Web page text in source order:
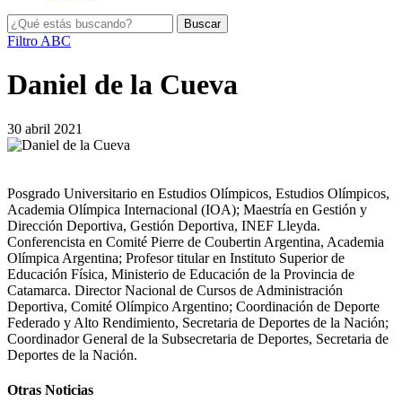
Filtro ABC
Daniel de la Cueva
30 abril 2021
Posgrado Universitario en Estudios Olímpicos, Estudios Olímpicos,
Academia Olímpica Internacional (IOA); Maestría en Gestión y
Dirección Deportiva, Gestión Deportiva, INEF Lleyda.
Conferencista en Comité Pierre de Coubertin Argentina, Academia
Olímpica Argentina; Profesor titular en Instituto Superior de
Educación Física, Ministerio de Educación de la Provincia de
Catamarca. Director Nacional de Cursos de Administración
Deportiva, Comité Olímpico Argentino; Coordinación de Deporte
Federado y Alto Rendimiento, Secretaria de Deportes de la Nación;
Coordinador General de la Subsecretaria de Deportes, Secretaria de
Deportes de la Nación.
Otras Noticias